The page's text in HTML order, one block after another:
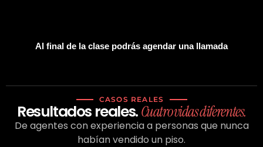
Al final de la clase podrás agendar una llamada
CASOS REALES
Resultados reales.Cuatro vidas diferentes.
De agentes con experiencia a personas que nunca
habían vendido un piso.